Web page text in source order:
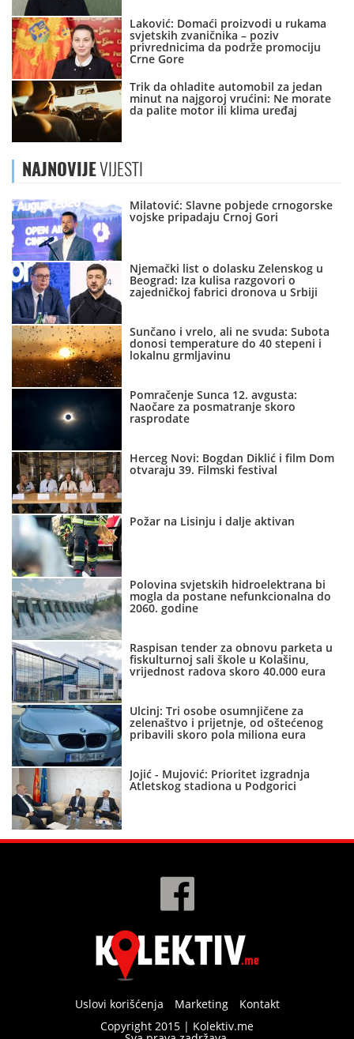
Laković: Domaći proizvodi u rukama
svjetskih zvaničnika – poziv
privrednicima da podrže promociju
Crne Gore
Trik da ohladite automobil za jedan
minut na najgoroj vrućini: Ne morate
da palite motor ili klima uređaj
NAJNOVIJEVIJESTI
Milatović: Slavne pobjede crnogorske
vojske pripadaju Crnoj Gori
Njemački list o dolasku Zelenskog u
Beograd: Iza kulisa razgovori o
zajedničkoj fabrici dronova u Srbiji
Sunčano i vrelo, ali ne svuda: Subota
donosi temperature do 40 stepeni i
lokalnu grmljavinu
Pomračenje Sunca 12. avgusta:
Naočare za posmatranje skoro
rasprodate
Herceg Novi: Bogdan Diklić i film Dom
otvaraju 39. Filmski festival
Požar na Lisinju i dalje aktivan
Polovina svjetskih hidroelektrana bi
mogla da postane nefunkcionalna do
2060. godine
Raspisan tender za obnovu parketa u
fiskulturnoj sali škole u Kolašinu,
vrijednost radova skoro 40.000 eura
Ulcinj: Tri osobe osumnjičene za
zelenaštvo i prijetnje, od oštećenog
pribavili skoro pola miliona eura
Jojić - Mujović: Prioritet izgradnja
Atletskog stadiona u Podgorici
Uslovi korišćenja Marketing
Kontakt
Copyright 2015 | Kolektiv.me